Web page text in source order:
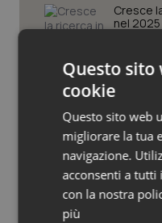
Oncologia &
Psoriasi & pelle
Quotidiano
Quotidiano
Cresce
nel
Puglia.
Decaro
e conti
Natalità.
per
Questo sito
cookie
Questo sito web
migliorare la tua
navigazione.
acconsenti a
con la nostra
più